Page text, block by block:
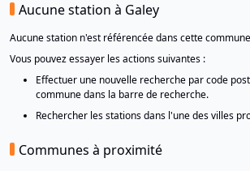
Aucune station à Galey
Aucune station n'est référencée dans cette
Vous pouvez essayer les actions suivantes :
Effectuer une nouvelle recherche par code
commune dans la barre de recherche.
Rechercher les stations dans l'une des villes
Communes à proximité